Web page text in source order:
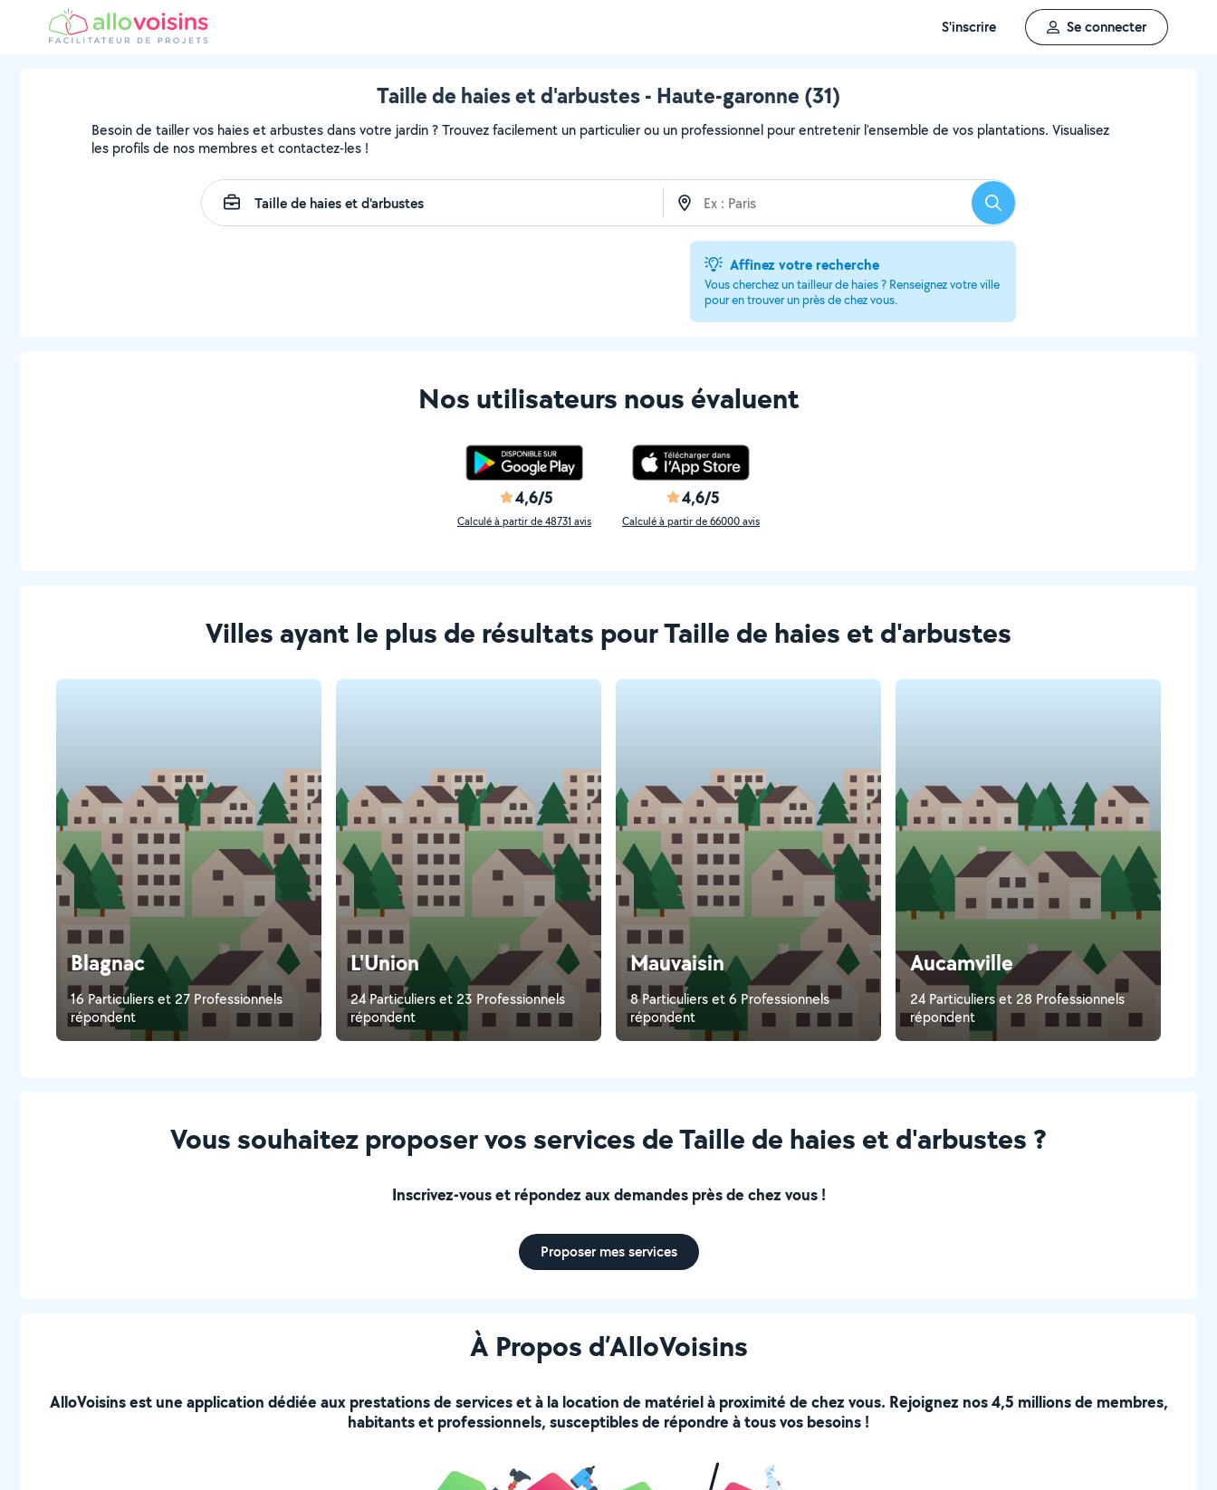
S'inscrire Se connecter
Taille de haies et d'arbustes - Haute-garonne (31)
Besoin de tailler vos haies et arbustes dans votre jardin ? Trouvez facilement un particulier ou un professionnel pour entretenir l'ensemble de vos plantations. Visualisez
les profils de nos membres et contactez-les !
Rechercher
Affinez votre recherche
Vous cherchez un tailleur de haies ? Renseignez votre ville
pour en trouver un près de chez vous.
Nos utilisateurs nous évaluent
4,6/5
Calculé à partir de 48731 avis
4,6/5
Calculé à partir de 66000 avis
Villes ayant le plus de résultats pour Taille de haies et d'arbustes
Blagnac
16 Particuliers et 27 Professionnels
répondent
L'Union
24 Particuliers et 23 Professionnels
répondent
Mauvaisin
8 Particuliers et 6 Professionnels
répondent
Aucamville
24 Particuliers et 28 Professionnels
répondent
Vous souhaitez proposer vos services de Taille de haies et d'arbustes ?
Inscrivez-vous et répondez aux demandes près de chez vous !
Proposer mes services
À Propos d’AlloVoisins
AlloVoisins est une application dédiée aux prestations de services et à la location de matériel à proximité de chez vous. Rejoignez nos 4,5 millions de membres,
habitants et professionnels, susceptibles de répondre à tous vos besoins !